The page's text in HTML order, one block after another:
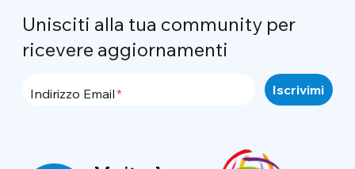
Unisciti alla tua community per
ricevere aggiornamenti
Indirizzo Email